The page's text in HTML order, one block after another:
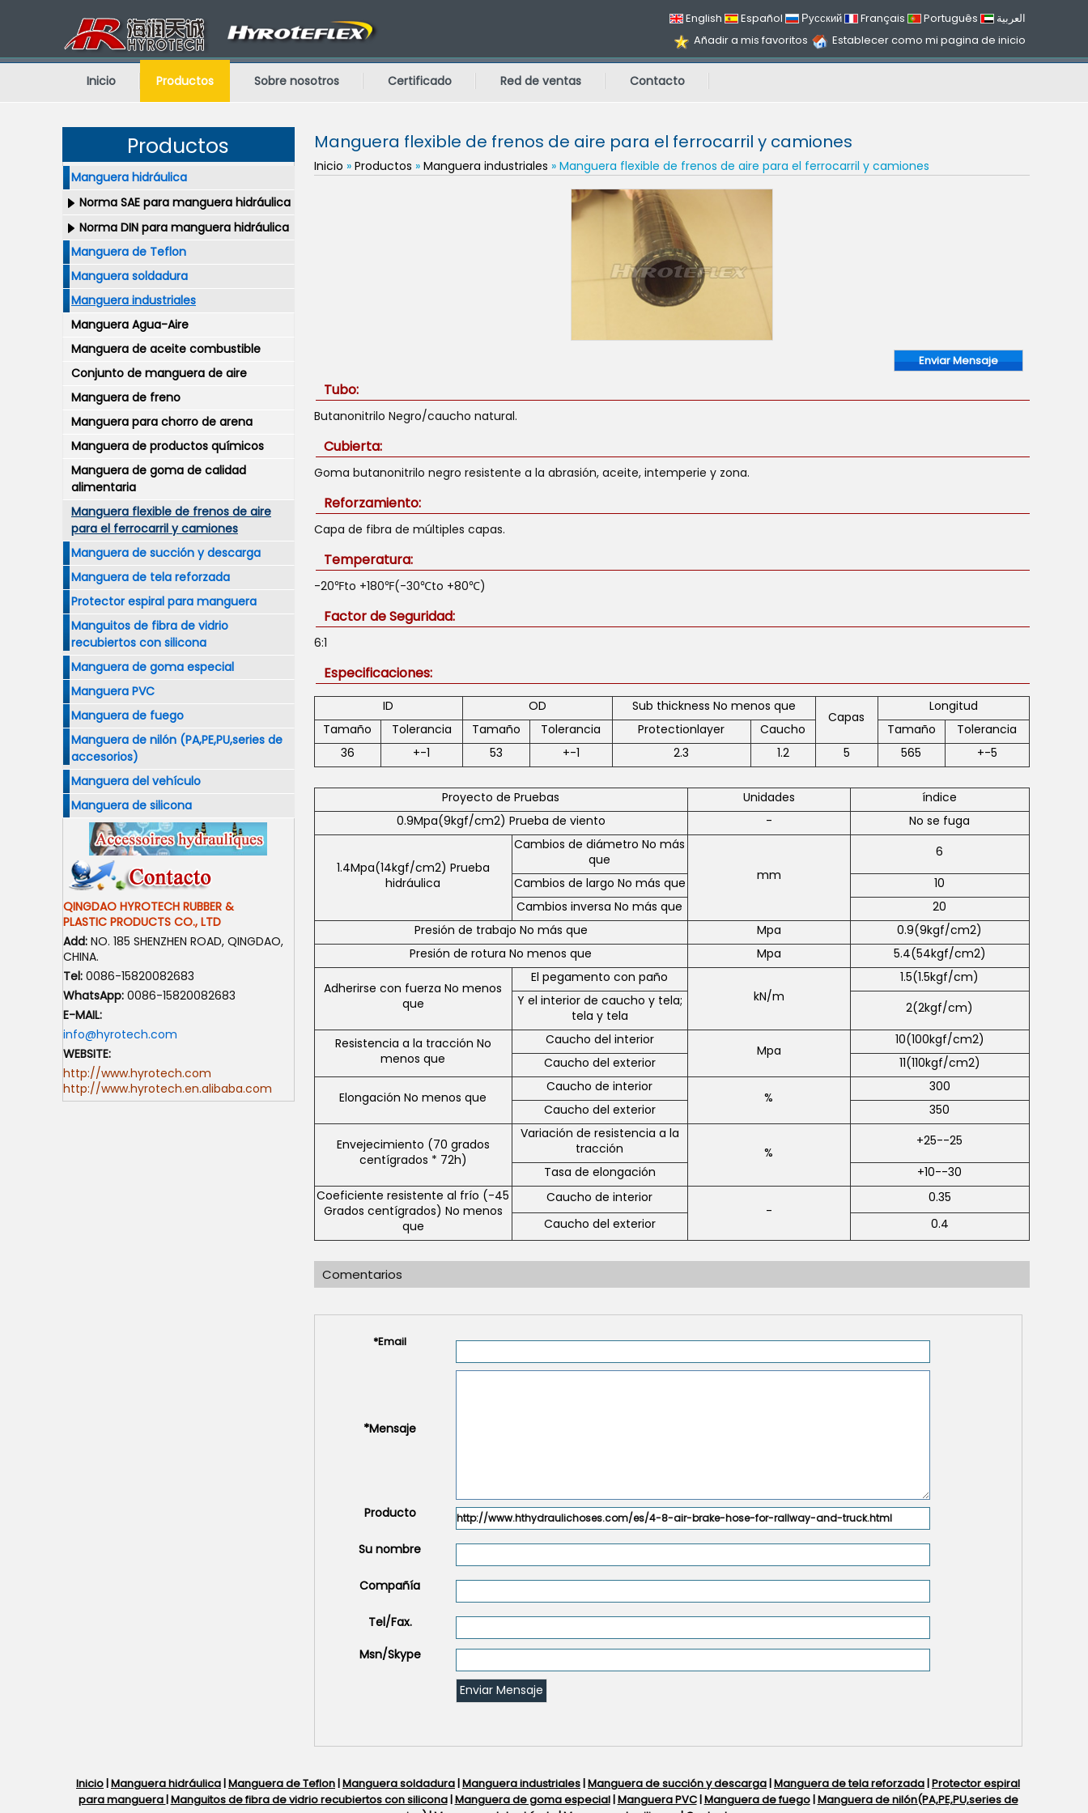
English Español Русский Français Português
العربية
Establecer como mi pagina de inicio
Añadir a mis favoritos
Inicio Productos Sobre nosotros Certificado Red de ventas Contacto
Productos
Manguera hidráulica
Norma SAE para manguera hidráulica
Norma DIN para manguera hidráulica
Manguera de Teflon
Manguera soldadura
Manguera industriales
Manguera Agua-Aire
Manguera de aceite combustible
Conjunto de manguera de aire
Manguera de freno
Manguera para chorro de arena
Manguera de productos químicos
Manguera de goma de calidad
alimentaria
Manguera flexible de frenos de aire
para el ferrocarril y camiones
Manguera de succión y descarga
Manguera de tela reforzada
Protector espiral para manguera
Manguitos de fibra de vidrio
recubiertos con silicona
Manguera de goma especial
Manguera PVC
Manguera de fuego
Manguera de nilón (PA,PE,PU,series de
accesorios)
Manguera del vehículo
Manguera de silicona
QINGDAO HYROTECH RUBBER &
PLASTIC PRODUCTS CO., LTD
Add: NO. 185 SHENZHEN ROAD, QINGDAO,
CHINA.
Tel: 0086-15820082683
WhatsApp: 0086-15820082683
E-MAIL:
info@hyrotech.com
WEBSITE:
http://www.hyrotech.com
http://www.hyrotech.en.alibaba.com
Manguera flexible de frenos de aire para el ferrocarril y camiones
Inicio » Productos » Manguera industriales » Manguera flexible de frenos de aire para el ferrocarril y camiones
Enviar Mensaje
Tubo:
Butanonitrilo Negro/caucho natural.
Cubierta:
Goma butanonitrilo negro resistente a la abrasión, aceite, intemperie y zona.
Reforzamiento:
Capa de fibra de múltiples capas.
Temperatura:
-20℉to +180℉(-30℃to +80℃)
Factor de Seguridad:
6:1
Especificaciones:
ID OD Sub thickness No menos que
Capas
Longitud
Tamaño
Tolerancia Tamaño Tolerancia Protectionlayer Caucho Tamaño
Tolerancia
36
+-1 53 +-1 2.3 1.2 5 565 +-5
Proyecto de Pruebas Unidades
índice
0.9Mpa(9kgf/cm2) Prueba de viento
- No se fuga
1.4Mpa(14kgf/cm2) Prueba
hidráulica
Cambios de diámetro No más
que
mm
6
Cambios de largo No más que
10
Cambios inversa No más que
20
Presión de trabajo No más que
Mpa
0.9(9kgf/cm2)
Presión de rotura No menos que
Mpa 5.4(54kgf/cm2)
Adherirse con fuerza No menos
que
El pegamento con paño
kN/m
1.5(1.5kgf/cm)
Y el interior de caucho y tela;
tela y tela
2(2kgf/cm)
Resistencia a la tracción No
menos que
Caucho del interior
Mpa
10(100kgf/cm2)
Caucho del exterior
11(110kgf/cm2)
Elongación No menos que
Caucho de interior
%
300
Caucho del exterior
350
Envejecimiento (70 grados
centígrados * 72h)
Variación de resistencia a la
tracción
%
+25--25
Tasa de elongación
+10--30
Coeficiente resistente al frío (-45
Grados centígrados) No menos
que
Caucho de interior
-
0.35
Caucho del exterior
0.4
Comentarios
*Email
*Mensaje
Producto
Su nombre
Compañía
Tel/Fax.
Msn/Skype
Inicio Manguera hidráulica Manguera de Teflon Manguera soldadura Manguera industriales Manguera de succión y descarga Manguera de tela reforzada Protector espiral
para manguera Manguitos de fibra de vidrio recubiertos con silicona| Manguera de goma especial| Manguera PVC| Manguera de fuego| Manguera de nilón(PA,PE,PU,series de